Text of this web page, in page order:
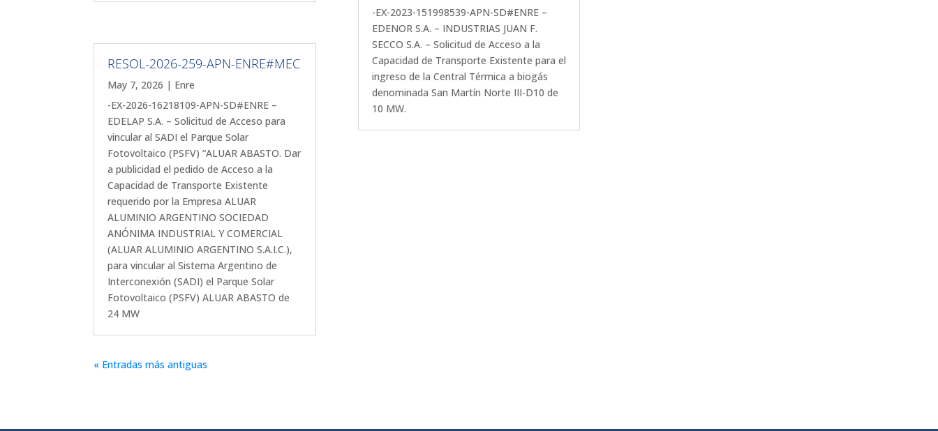
RESOL-2026-259-APN-ENRE#MEC
May 7, 2026 | Enre
-EX-2026-16218109-APN-SD#ENRE –
EDELAP S.A. – Solicitud de Acceso para
vincular al SADI el Parque Solar
Fotovoltaico (PSFV) “ALUAR ABASTO. Dar
a publicidad el pedido de Acceso a la
Capacidad de Transporte Existente
requerido por la Empresa ALUAR
ALUMINIO ARGENTINO SOCIEDAD
ANÓNIMA INDUSTRIAL Y COMERCIAL
(ALUAR ALUMINIO ARGENTINO S.A.I.C.),
para vincular al Sistema Argentino de
Interconexión (SADI) el Parque Solar
Fotovoltaico (PSFV) ALUAR ABASTO de
24 MW
-EX-2023-151998539-APN-SD#ENRE –
EDENOR S.A. – INDUSTRIAS JUAN F.
SECCO S.A. – Solicitud de Acceso a la
Capacidad de Transporte Existente para el
ingreso de la Central Térmica a biogás
denominada San Martín Norte III-D10 de
10 MW.
« Entradas más antiguas